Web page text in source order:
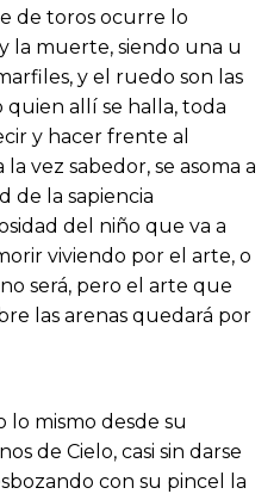
de toros ocurre lo
la muerte, siendo una u
y el ruedo son las
quien allí se halla, toda
y hacer frente al
vez sabedor, se asoma a
de la sapiencia
del niño que va a
viviendo por el arte, o
será, pero el arte que
las arenas quedará por
lo mismo desde su
de Cielo, casi sin darse
con su pincel la